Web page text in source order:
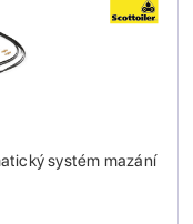
systém mazání